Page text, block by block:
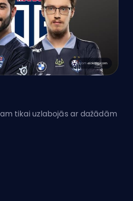
tikai uzlabojās ar dažādām